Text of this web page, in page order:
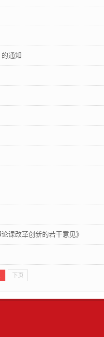
通知
课改革创新的若干意见》
下页